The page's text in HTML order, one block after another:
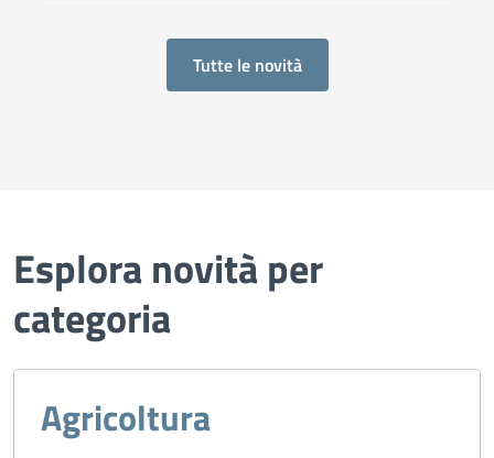
Tutte le novità
Esplora novità per
categoria
Agricoltura